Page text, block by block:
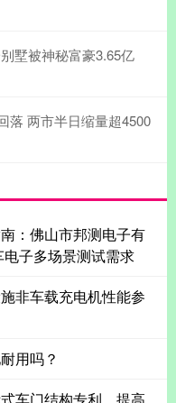
墅被神秘富豪3.65亿
落 两市半日缩量超4500
：佛山市邦测电子有
子多场景测试需求
非车载充电机性能参
用吗？